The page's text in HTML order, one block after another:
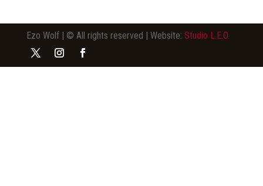
Ezo Wolf | © All rights reserved | Website: Studio L.E.O.